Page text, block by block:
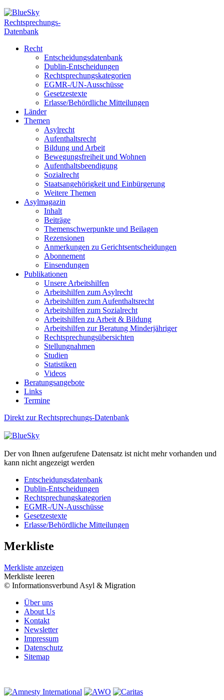
Rechtsprechungs-
Datenbank
Recht
Entscheidungsdatenbank
Dublin-Entscheidungen
Rechtsprechungskategorien
EGMR-/UN-Ausschüsse
Gesetzestexte
Erlasse/Behördliche Mitteilungen
Länder
Themen
Asylrecht
Aufenthaltsrecht
Bildung und Arbeit
Bewegungsfreiheit und Wohnen
Aufenthaltsbeendigung
Sozialrecht
Staatsangehörigkeit und Einbürgerung
Weitere Themen
Asylmagazin
Inhalt
Beiträge
Themenschwerpunkte und Beilagen
Rezensionen
Anmerkungen zu Gerichtsentscheidungen
Abonnement
Einsendungen
Publikationen
Unsere Arbeitshilfen
Arbeitshilfen zum Asylrecht
Arbeitshilfen zum Aufenthaltsrecht
Arbeitshilfen zum Sozialrecht
Arbeitshilfen zu Arbeit & Bildung
Arbeitshilfen zur Beratung Minderjähriger
Rechtsprechungsübersichten
Stellungnahmen
Studien
Statistiken
Videos
Beratungsangebote
Links
Termine
Direkt zur Rechtsprechungs-Datenbank
Der von Ihnen aufgerufene Datensatz ist nicht mehr vorhanden und
kann nicht angezeigt werden
Entscheidungsdatenbank
Dublin-Entscheidungen
Rechtsprechungskategorien
EGMR-/UN-Ausschüsse
Gesetzestexte
Erlasse/Behördliche Mitteilungen
Merkliste
Merkliste anzeigen
Merkliste leeren
© Informationsverbund Asyl & Migration
Über uns
About Us
Kontakt
Newsletter
Impressum
Datenschutz
Sitemap